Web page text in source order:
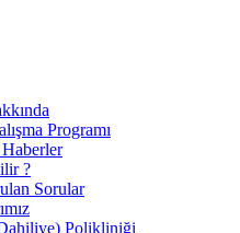
Programı
?
Sorular
Polikliniği